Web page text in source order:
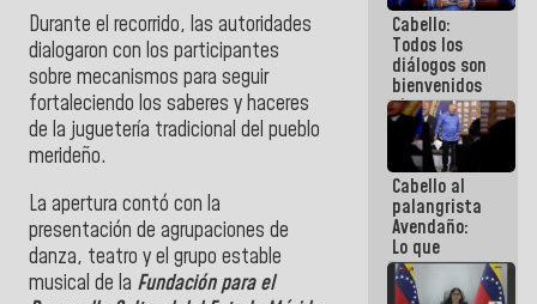
Durante el recorrido, las autoridades
dialogaron con los participantes
sobre mecanismos para seguir
fortaleciendo los saberes y haceres
de la juguetería tradicional del pueblo
merideño.
La apertura contó con la
presentación de agrupaciones de
danza, teatro y el grupo estable
musical de la Fundación para el
(1)
Cabello:
Todos los
diálogos son
bienvenidos
siempre que
estén en el
marco de la
Constitución
de la
República
Cabello al
palangrista
Avendaño:
Lo que
vayas a
escribir